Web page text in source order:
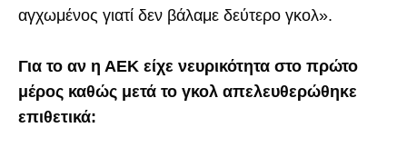
αγχωμένος γιατί δεν βάλαμε δεύτερο γκολ».
Για το αν η ΑΕΚ είχε νευρικότητα στο πρώτο
μέρος καθώς μετά το γκολ απελευθερώθηκε
επιθετικά: